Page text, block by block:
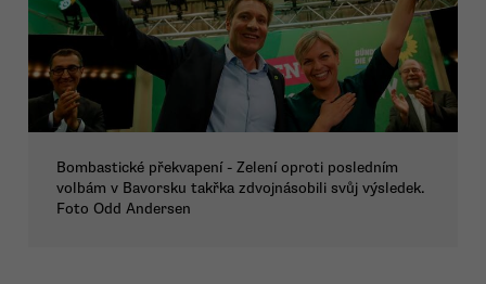
Bombastické překvapení - Zelení oproti posledním
volbám v Bavorsku takřka zdvojnásobili svůj výsledek.
Foto Odd Andersen